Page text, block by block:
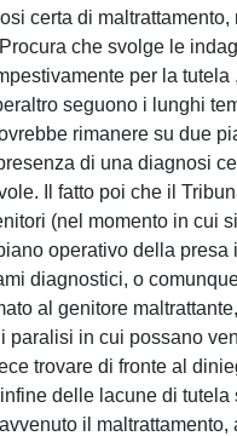
certa di
che svolge le
per la
seguono i lunghi
rimanere su due
di una diagnosi
Il fatto poi che il
(nel momento in cui
operativo della
diagnostici, o
al genitore
paralisi in cui possano
trovare di fronte al
delle lacune di
il